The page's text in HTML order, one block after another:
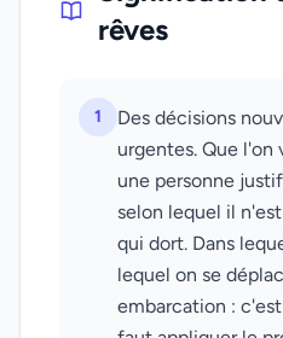
rêves
1
Des décisions
urgentes. Que l'on
une personne
selon lequel il
qui dort. Dans
lequel on se
embarcation :